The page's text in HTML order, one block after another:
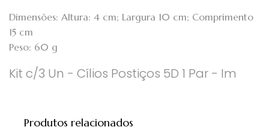
Dimensões: Altura: 4 cm; Largura 10 cm; Comprimento
15 cm
Peso: 60 g
Kit c/3 Un - Cílios Postiços 5D 1 Par - Im
Produtos relacionados